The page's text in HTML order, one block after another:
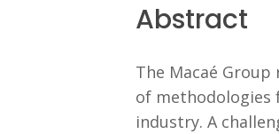
Abstract
The Macaé
of methodologies
industry. A